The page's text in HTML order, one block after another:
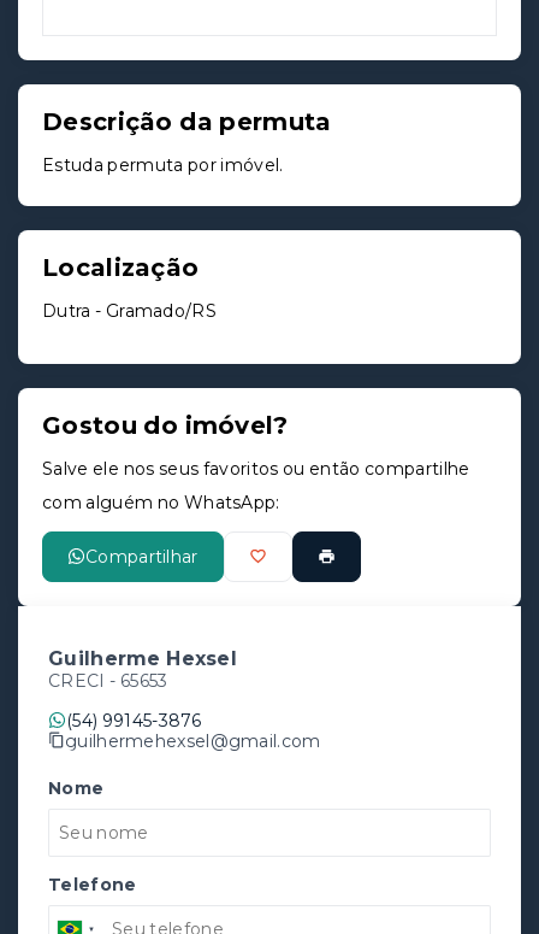
Descrição da permuta
Estuda permuta por imóvel.
Localização
Dutra - Gramado/RS
Gostou do imóvel?
Salve ele nos seus favoritos ou então compartilhe
com alguém no WhatsApp:
Compartilhar
Guilherme Hexsel
CRECI - 65653
(54) 99145-3876
guilhermehexsel@gmail.com
Nome
Telefone